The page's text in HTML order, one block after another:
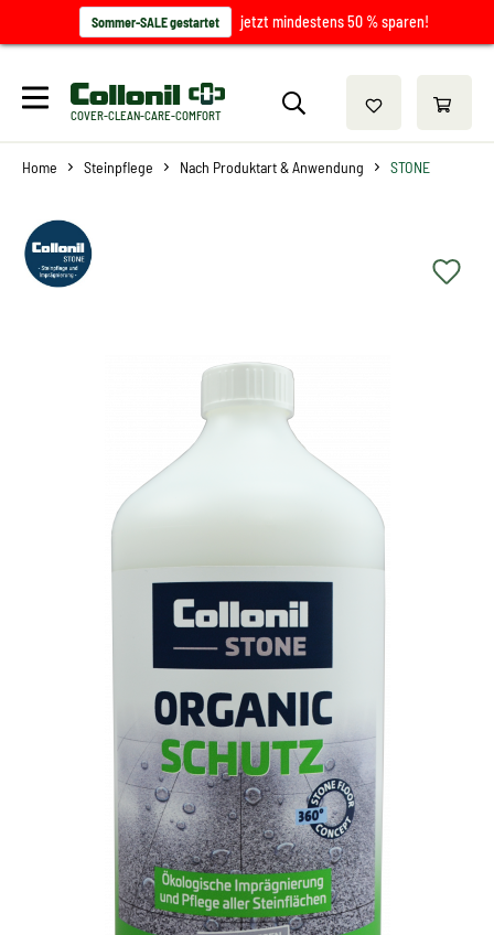
Sommer-SALE gestartet jetzt mindestens 50 % sparen!
COVER-CLEAN-CARE-COMFORT
Home Steinpflege Nach Produktart & Anwendung STONE